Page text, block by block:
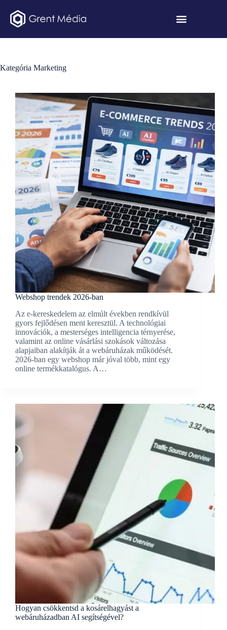
Kategória Marketing
Webshop trendek 2026-ban
Az e-kereskedelem az elmúlt években rendkívül
gyors fejlődésen ment keresztül. A technológiai
innovációk, a mesterséges intelligencia térnyerése,
valamint az online vásárlási szokások változása
alapjaiban alakítják át a webáruházak működését.
2026-ban egy webshop már jóval több, mint egy
online termékkatalógus. A…
Hogyan csökkentsd a kosárelhagyást a
webáruházadban AI segítségével?